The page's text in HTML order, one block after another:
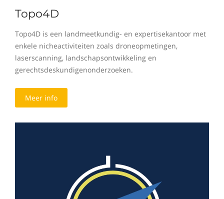
Topo4D
Topo4D is een landmeetkundig- en expertisekantoor met
enkele nicheactiviteiten zoals droneopmetingen,
laserscanning, landschapsontwikkeling en
gerechtsdeskundigenonderzoeken.
Meer info